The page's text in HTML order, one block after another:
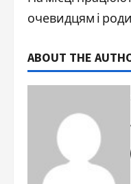
очевидцям і
ABOUT THE